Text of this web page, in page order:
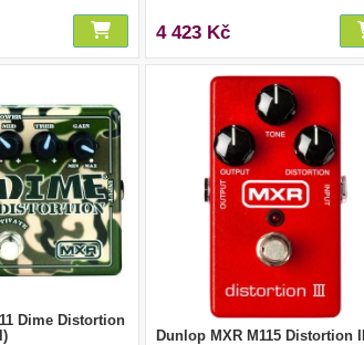
4 423 Kč
Dime Distortion
Dunlop MXR M115 Distortion III